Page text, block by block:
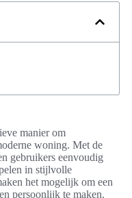
manier om
woning. Met de
gebruikers eenvoudig
in stijlvolle
het mogelijk om een
persoonlijk te maken.